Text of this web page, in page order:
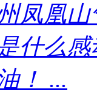
凤凰
什么
！ ...